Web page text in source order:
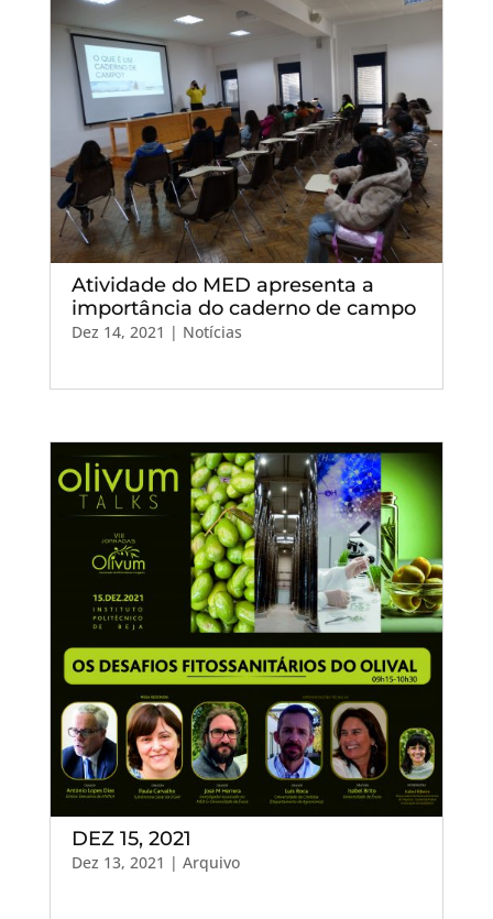
Atividade do MED apresenta a
importância do caderno de campo
Dez 14, 2021 | Notícias
DEZ 15, 2021
Dez 13, 2021 | Arquivo